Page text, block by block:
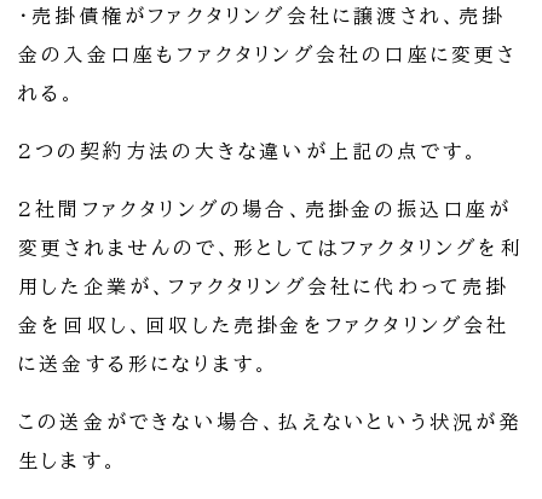
・売掛債権がファクタリング会社に譲渡され、売掛
金の入金口座もファクタリング会社の口座に変更さ
れる。
2つの契約方法の大きな違いが上記の点です。
2社間ファクタリングの場合、売掛金の振込口座が
変更されませんので、形としてはファクタリングを利
用した企業が、ファクタリング会社に代わって売掛
金を回収し、回収した売掛金をファクタリング会社
に送金する形になります。
この送金ができない場合、払えないという状況が発
生します。